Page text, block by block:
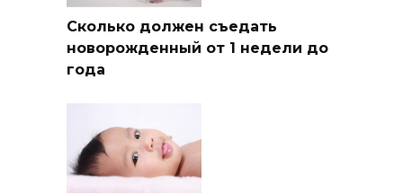
Сколько должен съедать
новорожденный от 1 недели до
года